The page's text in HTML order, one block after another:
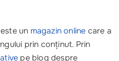
un magazin online care a
prin conținut. Prin
pe blog despre